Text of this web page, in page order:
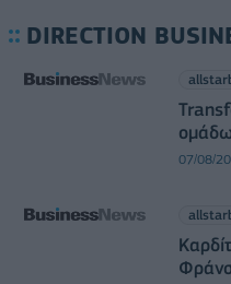
DIRECTION
07/08/